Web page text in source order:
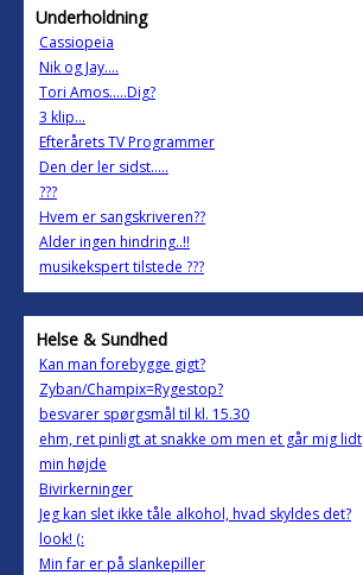
Underholdning
Cassiopeia
Nik og Jay....
Tori Amos.....Dig?
3 klip...
Efterårets TV Programmer
Den der ler sidst.....
???
Hvem er sangskriveren??
Alder ingen hindring..!!
musikekspert tilstede ???
Helse & Sundhed
Kan man forebygge gigt?
Zyban/Champix=Rygestop?
besvarer spørgsmål til kl. 15.30
ehm, ret pinligt at snakke om men et går mig lidt
min højde
Bivirkerninger
Jeg kan slet ikke tåle alkohol, hvad skyldes det?
look! (:
Min far er på slankepiller